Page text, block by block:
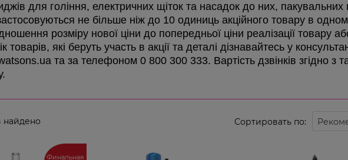
для гоління, електричних щіток та насадок до них, пакувальних
не більше ніж до 10 одиниць акційного товару в
розміру нової ціни до попередньої ціни реалізації товару
товарів, які беруть участь в акції та деталі дізнавайтесь у
та за телефоном 0 800 300 333. Вартість дзвінків згідно
найдено Сортировать по:
Финальная